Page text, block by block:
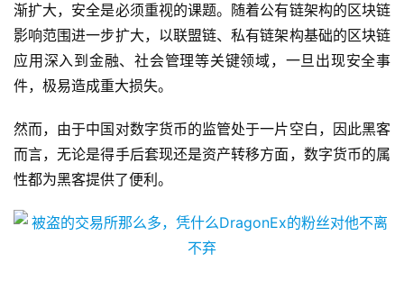
渐扩大，安全是必须重视的课题。随着公有链架构的区块链
影响范围进一步扩大，以联盟链、私有链架构基础的区块链
应用深入到金融、社会管理等关键领域，一旦出现安全事
件，极易造成重大损失。
然而，由于中国对数字货币的监管处于一片空白，因此黑客
而言，无论是得手后套现还是资产转移方面，数字货币的属
性都为黑客提供了便利。